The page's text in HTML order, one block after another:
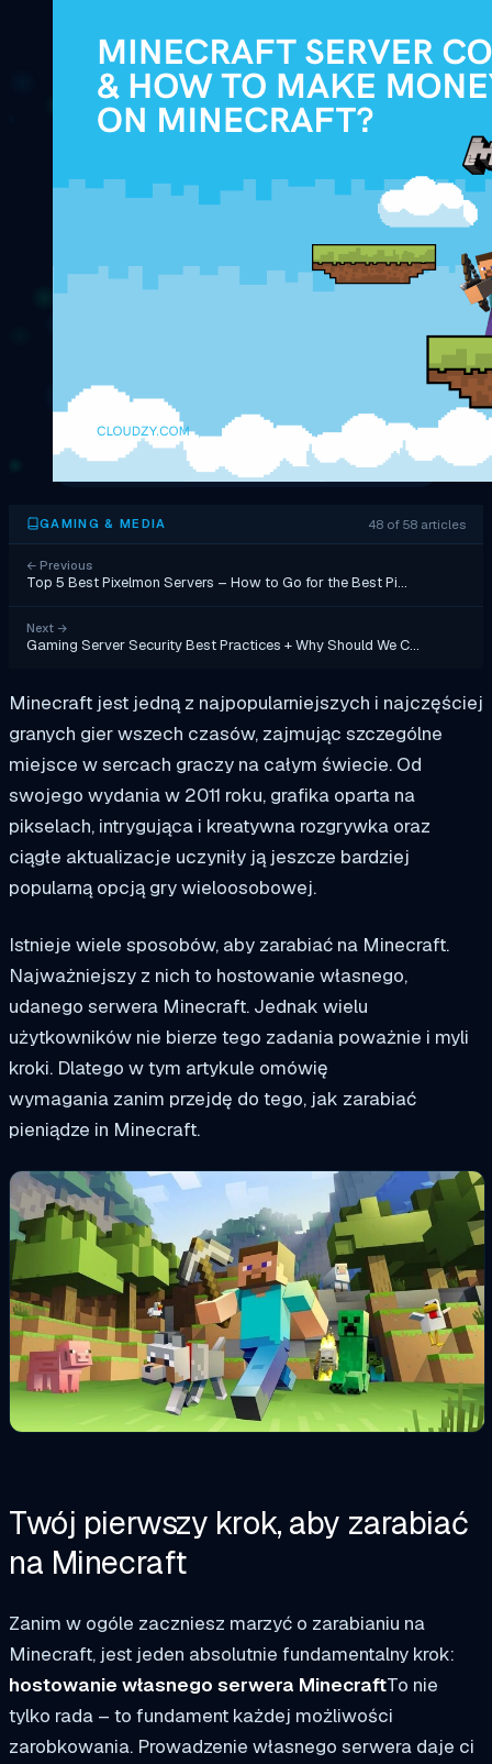
GAMING & MEDIA 48 of 58 articles
← Previous
Top 5 Best Pixelmon Servers – How to Go for the Best Pi…
Next →
Gaming Server Security Best Practices + Why Should We C…
Minecraft jest jedną z najpopularniejszych i najczęściej
granych gier wszech czasów, zajmując szczególne
miejsce w sercach graczy na całym świecie. Od
swojego wydania w 2011 roku, grafika oparta na
pikselach, intrygująca i kreatywna rozgrywka oraz
ciągłe aktualizacje uczyniły ją jeszcze bardziej
popularną opcją gry wieloosobowej.
Istnieje wiele sposobów, aby zarabiać na Minecraft.
Najważniejszy z nich to hostowanie własnego,
udanego serwera Minecraft. Jednak wielu
użytkowników nie bierze tego zadania poważnie i myli
kroki. Dlatego w tym artykule omówię
wymagania zanim przejdę do tego, jak zarabiać
pieniądze in Minecraft.
Twój pierwszy krok, aby zarabiać
na Minecraft
Zanim w ogóle zaczniesz marzyć o zarabianiu na
Minecraft, jest jeden absolutnie fundamentalny krok:
hostowanie własnego serwera MinecraftTo nie
tylko rada – to fundament każdej możliwości
zarobkowania. Prowadzenie własnego serwera daje ci